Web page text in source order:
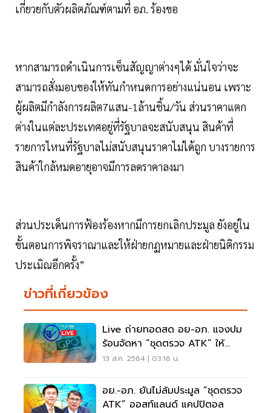
เกี่ยวยกับตัวผลิตภัณฑ์ตามที่ อภ. ร้องขอ
หากสามารถดำเนินการเซ็นสัญญาต่างๆได้ มั่นใจว่าจะ
สามารถสั่งมอบของให้ทันกำหนดการอย่างแน่นอน เพราะ
ผู้ผลิตมีกำลังการผลิต7แสน-1ล้านชิ้น/วัน ส่วนราคาแตก
ต่างในแต่ละประเทศอยู่ที่รัฐบาลจะสนับสนุน สินค้าที่
รายการไหนที่รัฐบาลไม่สนับสนุนราคาไม่ได้ถูก บางรายการ
สินค้าใกล้หมดอายุอาจมีการลดราคาลงมา
ส่วนประเด็นการฟ้องร้องหากมีการยกเลิกประมูล ยังอยู่ใน
ขั้นตอนการพิจราณาและให้ฝ่ายกฏหมายและฝ่ายนิติกรรม
ประเมิณอีกครั้ง”
ข่าวที่เกี่ยวข้อง
Live ถ่ายทอดสด อย-อภ. แจงปม
ร้อนจัดหา “ชุดตรวจ ATK” ให้
สปสช.
13 ส.ค. 2564 | 03:16 น.
อย.-อภ. ยันไม่ล้มประมูล “ชุดตรวจ
ATK” ออสท์แลนด์ แคปปิตอล